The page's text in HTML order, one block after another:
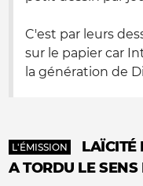
C'est par leurs
sur le papier car
la génération de
L'ÉMISSION
LAÏCITÉ
A TORDU LE